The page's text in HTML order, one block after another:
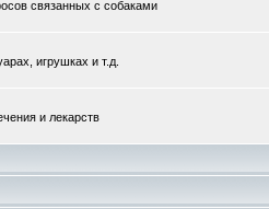
связанных с собаками
игрушках и т.д.
и лекарств